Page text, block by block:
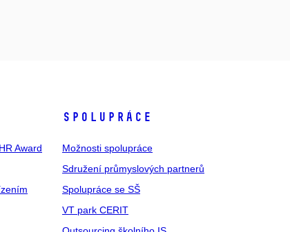
Award
SPOLUPRÁCE
Možnosti spolupráce
Sdružení průmyslových partnerů
Spolupráce se SŠ
VT park CERIT